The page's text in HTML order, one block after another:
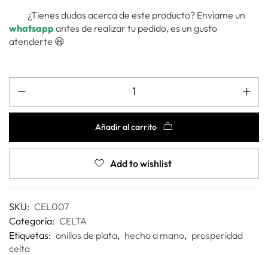
¿Tienes dudas acerca de este producto? Envíame un
whatsapp antes de realizar tu pedido, es un gusto
atenderte 😃
Añadir al carrito
Add to wishlist
SKU: CEL007
Categoría: CELTA
Etiquetas: anillos de plata, hecho a mano, prosperidad
celta